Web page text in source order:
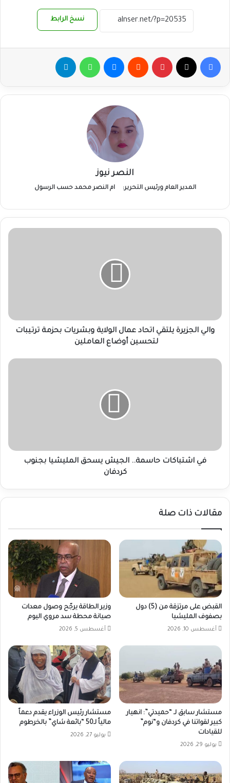
نسخ الرابط
فيسبوك بينتيريست ماسنجر واتساب
النصر نيوز
المدير العام ورئيس التحرير: ام النصر محمد حسب الرسول
والي
ترتيبات
لتحسين
والي الجزيرة يلتقي اتحاد عمال الولاية وبشريات بحزمة ترتيبات
لتحسين أوضاع العاملين
في
في اشتباكات حاسمة.. الجيش يسحق المليشيا بجنوب
كردفان
مقالات ذات صلة
القبض على مرتزقة من (5) دول
بصفوف المليشيا
أغسطس 10, 2026
وزير الطاقة يرجّح وصول معدات
صيانة محطة سد مروي اليوم
أغسطس 5, 2026
مستشار سابق لـ “حميدتي”: انهيار
كبير لقواتنا في كردفان و“نوم”
للقيادات
يوليو 29, 2026
مستشار رئيس الوزراء يقدم دعماً
مالياً لـ50 “بائعة شاي” بالخرطوم
يوليو 27, 2026